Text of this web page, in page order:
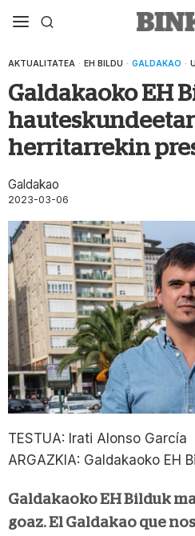
AKTUALITATEA · EH BILDU · GALDAKAO ·
Galdakaoko EH
herritarrekin
Galdakao
2023-03-06
TESTUA: Irati Alonso García
ARGAZKIA: Galdakaoko EH
Galdakaoko EH Bilduk
goaz. El Galdakao que